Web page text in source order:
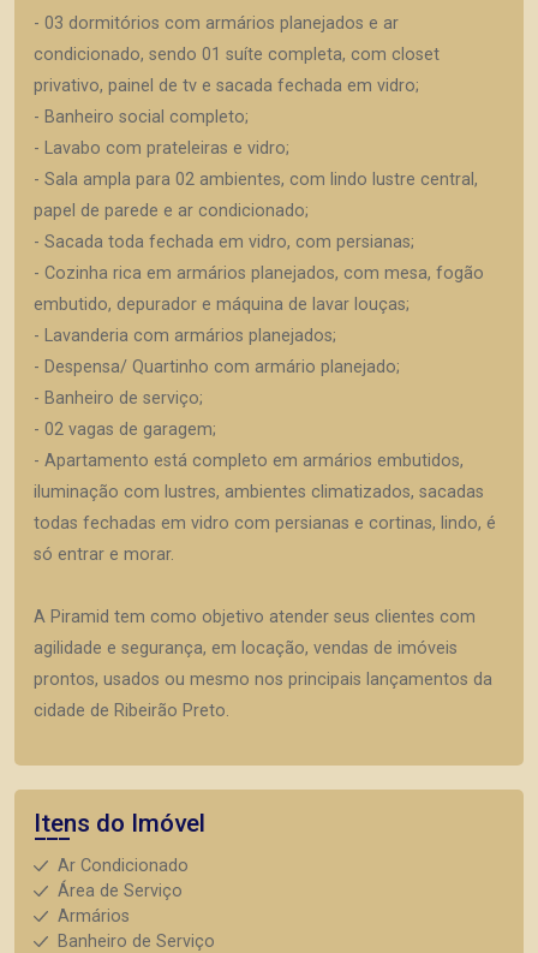
- 03 dormitórios com armários planejados e ar
condicionado, sendo 01 suíte completa, com closet
privativo, painel de tv e sacada fechada em vidro;
- Banheiro social completo;
- Lavabo com prateleiras e vidro;
- Sala ampla para 02 ambientes, com lindo lustre central,
papel de parede e ar condicionado;
- Sacada toda fechada em vidro, com persianas;
- Cozinha rica em armários planejados, com mesa, fogão
embutido, depurador e máquina de lavar louças;
- Lavanderia com armários planejados;
- Despensa/ Quartinho com armário planejado;
- Banheiro de serviço;
- 02 vagas de garagem;
- Apartamento está completo em armários embutidos,
iluminação com lustres, ambientes climatizados, sacadas
todas fechadas em vidro com persianas e cortinas, lindo, é
só entrar e morar.
A Piramid tem como objetivo atender seus clientes com
agilidade e segurança, em locação, vendas de imóveis
prontos, usados ou mesmo nos principais lançamentos da
cidade de Ribeirão Preto.
Itens do Imóvel
Ar Condicionado
Área de Serviço
Armários
Banheiro de Serviço